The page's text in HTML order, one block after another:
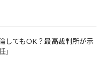
してもOK？最高裁判所が示
」